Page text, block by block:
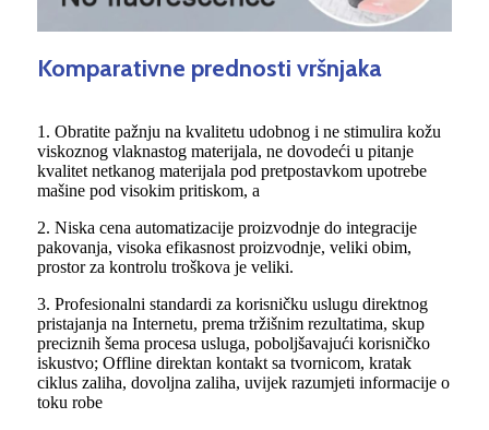
Komparativne prednosti vršnjaka
1. Obratite pažnju na kvalitetu udobnog i ne stimulira kožu
viskoznog vlaknastog materijala, ne dovodeći u pitanje
kvalitet netkanog materijala pod pretpostavkom upotrebe
mašine pod visokim pritiskom, a
2. Niska cena automatizacije proizvodnje do integracije
pakovanja, visoka efikasnost proizvodnje, veliki obim,
prostor za kontrolu troškova je veliki.
3. Profesionalni standardi za korisničku uslugu direktnog
pristajanja na Internetu, prema tržišnim rezultatima, skup
preciznih šema procesa usluga, poboljšavajući korisničko
iskustvo; Offline direktan kontakt sa tvornicom, kratak
ciklus zaliha, dovoljna zaliha, uvijek razumjeti informacije o
toku robe